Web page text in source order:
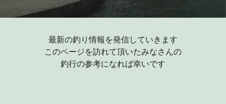
最新の釣り情報を発信していきます
このページを訪れて頂いたみなさんの
釣行の参考になれば幸いです